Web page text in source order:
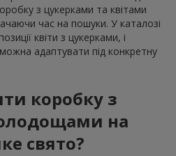
з цукерками та квітами
час на пошуки. У каталозі
квіти з цукерками, і
адаптувати під конкретну
коробку з
на
свято?